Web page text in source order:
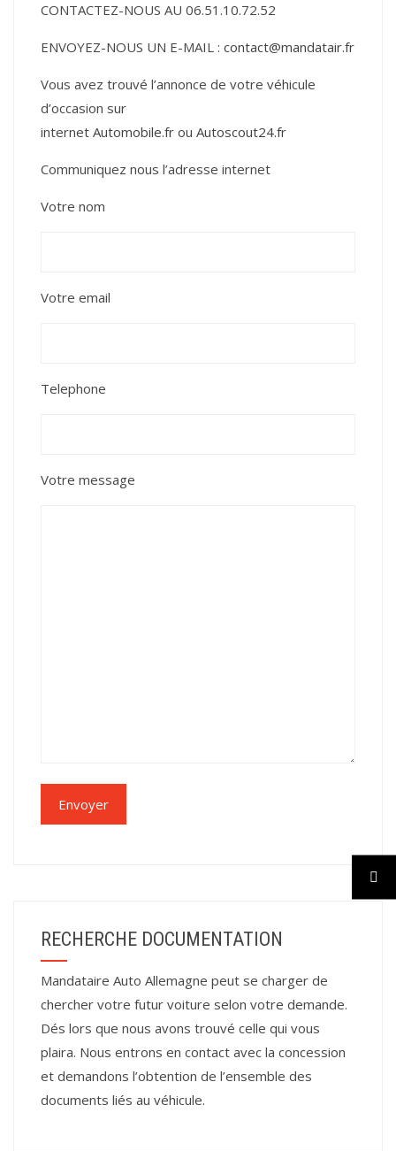
CONTACTEZ-NOUS AU 06.51.10.72.52
ENVOYEZ-NOUS UN E-MAIL : contact@mandatair.fr
Vous avez trouvé l’annonce de votre véhicule
d’occasion sur
internet Automobile.fr ou Autoscout24.fr
Communiquez nous l’adresse internet
Votre nom
Votre email
Telephone
Votre message
RECHERCHE DOCUMENTATION
Mandataire Auto Allemagne peut se charger de
chercher votre futur voiture selon votre demande.
Dés lors que nous avons trouvé celle qui vous
plaira. Nous entrons en contact avec la concession
et demandons l’obtention de l’ensemble des
documents liés au véhicule.